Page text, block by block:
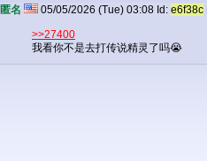
匿名 05/05/2026 (Tue) 03:08 Id: e6f38c
>>27400
我看你不是去打传说精灵了吗😭